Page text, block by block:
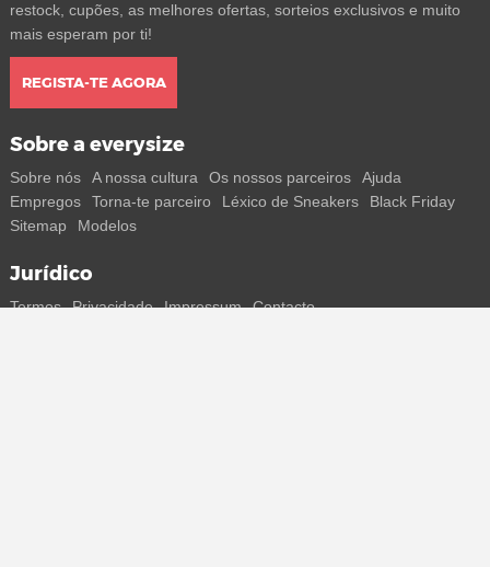
restock, cupões, as melhores ofertas, sorteios exclusivos e muito
mais esperam por ti!
REGISTA-TE AGORA
Sobre a everysize
Sobre nós A nossa cultura Os nossos parceiros
Ajuda
Empregos
Torna-te parceiro Léxico de Sneakers
Black Friday
Sitemap
Modelos
Jurídico
Termos Privacidade Impressum Contacto